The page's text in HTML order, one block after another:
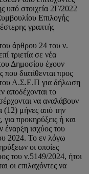
υπό στοιχεία 2Γ/2022
Επιλογής
γραπτής
του άρθρου 24 του ν.
τριετία σε νέα
Δημοσίου έχουν
διατίθενται προς
του Α.Σ.Ε.Π για δήλωση
αποδέχονται το
να αναλάβουν
(12) μήνες από την
προκηρύξεις ή και
έναρξη ισχύος του
2024. Το εν λόγω
οι οποίες
του ν.5149/2024, ήτοι
οι επιλαχόντες να